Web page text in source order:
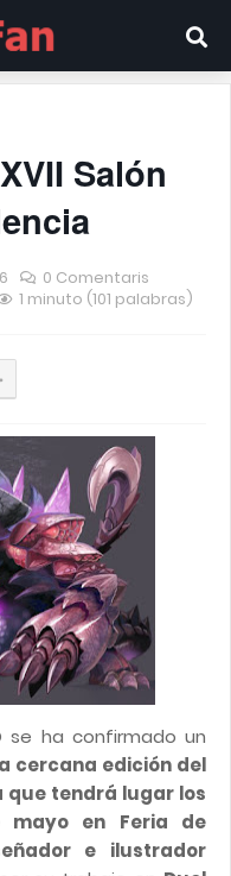
Salón
0 Comentaris
1 minuto (101 palabras)
se ha confirmado un
cercana edición del
que tendrá lugar los
mayo en Feria de
e ilustrador